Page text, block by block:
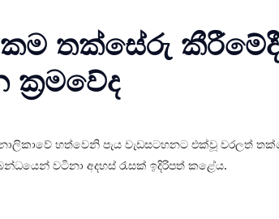
තක්සේරු
නාලිකාවේ හත්වෙනි පැය වැඩසටහනට එක්වූ වරලත්
වටිනා අදහස් රැසක් ඉදිරිපත් කළේය.